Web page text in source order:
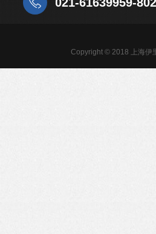
Copyright © 2018 上海伊